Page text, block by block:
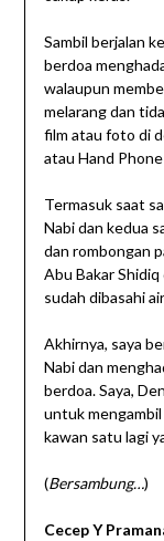
Sambil berjalan
berdoa
walaupun
melarang dan
film atau foto di
atau Hand Phone
Termasuk saat
Nabi dan kedua
dan rombongan
Abu Bakar
sudah dibasahi
Akhirnya, saya
Nabi dan
berdoa. Saya,
untuk
kawan satu lagi
(Bersambung…)
Cecep Y